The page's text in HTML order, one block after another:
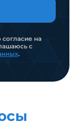
на
с
.